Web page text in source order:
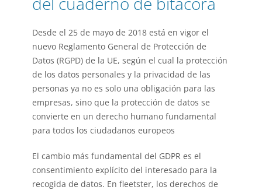
Desde el 25 de mayo de 2018 está en vigor el
nuevo Reglamento General de Protección de
Datos (RGPD) de la UE, según el cual la protección
de los datos personales y la privacidad de las
personas ya no es solo una obligación para las
empresas, sino que la protección de datos se
convierte en un derecho humano fundamental
para todos los ciudadanos europeos
El cambio más fundamental del GDPR es el
consentimiento explícito del interesado para la
recogida de datos. En fleetster, los derechos de